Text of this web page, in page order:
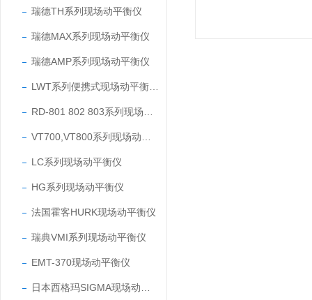
瑞德TH系列现场动平衡仪
瑞德MAX系列现场动平衡仪
瑞德AMP系列现场动平衡仪
LC系列现场动平衡仪
HG系列现场动平衡仪
法国霍客HURK现场动平衡仪
瑞典VMI系列现场动平衡仪
EMT-370现场动平衡仪